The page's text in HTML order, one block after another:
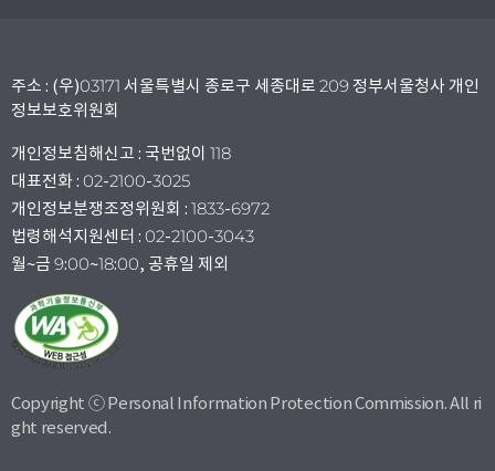
주소 : (우)03171 서울특별시 종로구 세종대로 209 정부서울청사 개인
정보보호위원회
개인정보침해신고 : 국번없이 118
대표전화 : 02-2100-3025
개인정보분쟁조정위원회 : 1833-6972
법령해석지원센터 : 02-2100-3043
월~금 9:00~18:00, 공휴일 제외
Copyright ⓒ Personal Information Protection Commission. All ri
ght reserved.